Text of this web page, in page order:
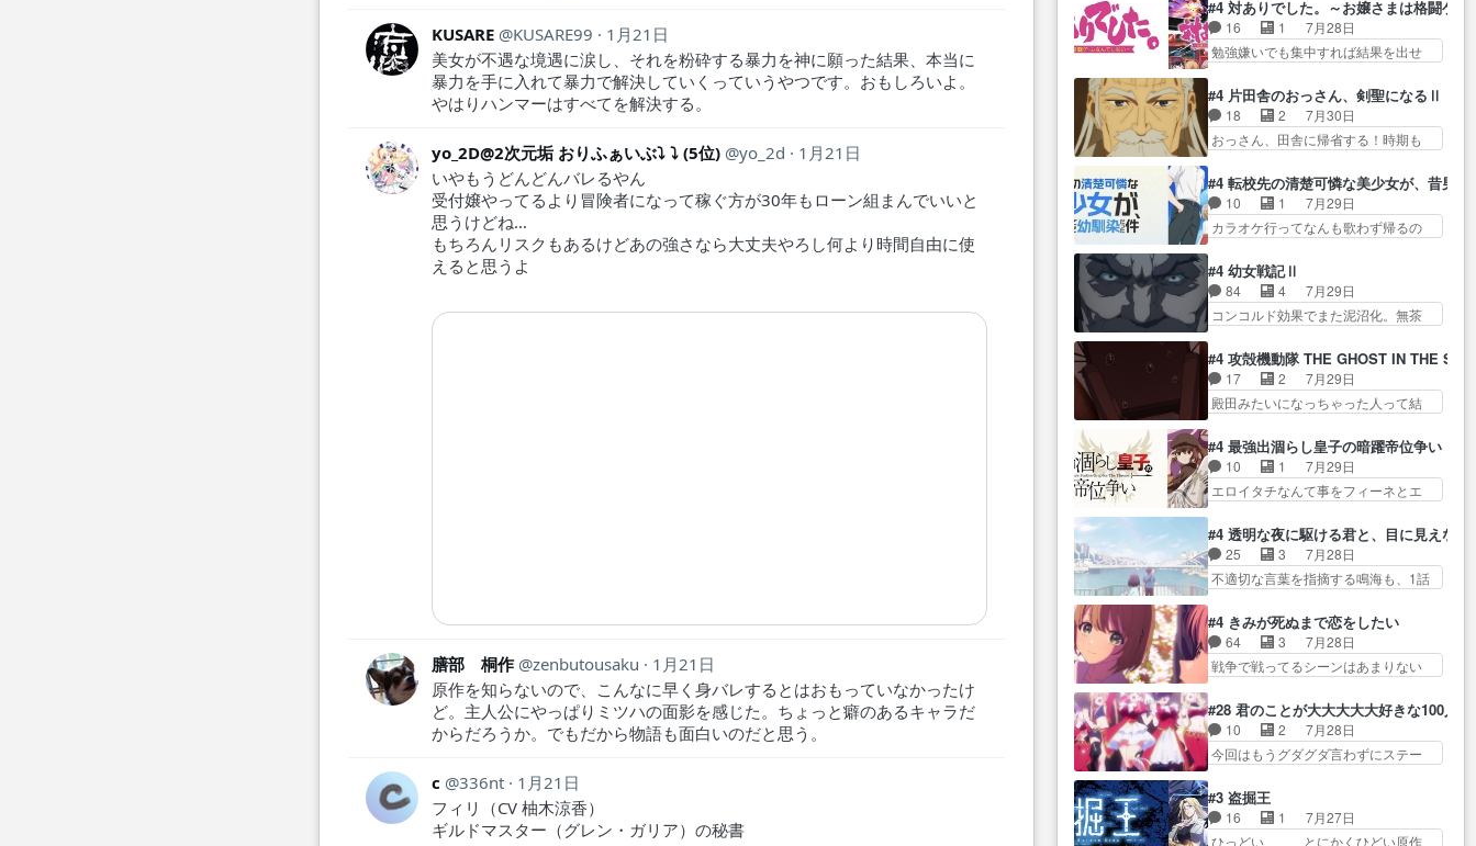
KUSARE KUSARE99
1月21日
美女が不遇な境遇に涙し、それを粉砕する暴力を神に願った結果、本当に
暴力を手に入れて暴力で解決していくっていうやつです。おもしろいよ。
やはりハンマーはすべてを解決する。
yo_2D@2次元垢 おりふぁいぶ⤵︎ ︎⤵︎ ︎(5位) yo_2d
1月21日
いやもうどんどんバレるやん
受付嬢やってるより冒険者になって稼ぐ方が30年もローン組まんでいいと
思うけどね…
もちろんリスクもあるけどあの強さなら大丈夫やろし何より時間自由に使
えると思うよ
膳部 桐作 zenbutousaku
1月21日
原作を知らないので、こんなに早く身バレするとはおもっていなかったけ
ど。主人公にやっぱりミツハの面影を感じた。ちょっと癖のあるキャラだ
からだろうか。でもだから物語も面白いのだと思う。
c 336nt
1月21日
フィリ（CV 柚木涼香）
ギルドマスター（グレン・ガリア）の秘書
正… なんか今日はかなり一瞬で
終わっちまったっ… 先週と比べ
てまだまともに見えた。4話は過…
人… 第５話感想：２人の過剰な
貢ぎ物?の礼とし… 第５話感想：
姉のお誕生会にダラさんを招
替わってるのね… こんなデカイ
のどうやって運ぶんだよ！？
姉… ダラさん、人型形態にもな
れるんか!?w髪…
の奴らも馬鹿が多いが、夜の国も同
じ… ご視聴ありがとうございま
した来週もよろし… 握った◯治
レ… ヨコヤの頭の回転の速さと
人間の心理を利用… 夜の国のヨ
コヤ支配がますますひどく……。
裁支配を強化、… やはりヨコヤ
いいですね。昼の国が勝てる
流… 役で出演いたしました。次
回も緊張が止まり…
#4 対ありでした。～お嬢さまは格闘ゲ
16 1
7月28日
勉強嫌いでも集中すれば結果を出せ
しむ４人。だが、期末試… どん
なゲームも相手が強すぎるとやる気
無く… テーマ：テスト勉強と大
会感想は、美緒がテ… すげーー
優… 深夜の格ゲー対戦よりテス
トの方がよっぽど… 真剣に授業
を受けて、夜は珠樹の部屋で格
勉強会！美緒ちゃ… 受験勉強と
戦闘の2択なら戦闘を選ぶ娘w
美… 勉強嫌いでバトルを選ぶっ
て、ひぐらしの沙…
#4 片田舎のおっさん、剣聖になるⅡ
18 2
7月30日
おっさん、田舎に帰省する！時期も
副団長、年長者が強い順… 底知
れない爺さんには夢が詰まってると
思う… クルニ、ヘンブリッツ、
ミュイと一緒におっ… 帰省、お
確… 父親から手紙が来た。サー
ベルボアの退治の… ここでヘン
ブリッツくんが同行するのが変
に・ベリルはミュ… おっさんの
親となるとお爺ちゃんだよね孫
扱… ・ベリル、実家に帰ること
に・ベリルはミュ…
#4 転校先の清楚可憐な美少女が、昔男
10 1
7月29日
カラオケ行ってなんも歌わず帰るの
めっちゃ可愛いぞ！！！… どう
やらあの女優さんが春希のお母さん
のよ… 春希ちゃん姫ちゃんに野
菜の子も凄え可愛い… 隼人くん
全… 第４話をU-NEXTで視聴しま
した。視聴… スマホを買うた
め、都心で待ち合わせをした…
だかん… いきなりシリアス展開
ぶち込んでくるじゃん… 春希の
家庭事情は複雑。食事とか隼人が親
身…
#4 幼女戦記Ⅱ
84 4
7月29日
コンコルド効果でまた泥沼化。無茶
自らが行う煙草と葉巻は… ブロ
グを更新しました!!宜しければ、是
非… 計画通りにはいかないね笑
やり遂げた(ほぼ… 今回もターニ
し… 白髪の男性が語った家族を
失った喪無感が、… 連邦に対し
て有利な講話条件を引き出すた
ターニャの勝利軍… 犠牲を払っ
ても良いならお前たちが前線へ
行… 戦闘がアッサリし過ぎじゃ
ない？戦争がメイ…
#4 攻殻機動隊 THE GHOST IN THE
17 2
7月29日
殿田みたいになっちゃった人って結
と思ってたら、トグサが… あの
見た目もうただのロボでしかないん
だよ… 俺らの汗拭きそりゃいや
だろwwバトー＆ト… イノセンス
イ… アダム・リンクやジェイム
スン(教授)型サ… アンドロイドも
おっさんの汗を拭くのは嫌や…
ったエピ… コミカルなのにも慣
れてきました。１話でし… ロボ
ットの反乱は今となっては良くある
話し…
#4 最強出涸らし皇子の暗躍帝位争い
10 1
7月29日
エロイタチなんて事をフィーネとエ
た事を…フィーネは自分… モン
スターを呼ぶ笛？黒幕は狩猟祭とは
関係… 平凡な少女に見える眼鏡w
眼鏡属性は持ち合… 神アニメ、
の… フィーネがアルノルトに活
躍してもらいたが… 第４話を
ABEMAで視聴しました。視聴
２度目のデート出… マジできな
臭いぞ帝位争い。姉からの刺客
を… ふぃーねと町の様子を見に
行ったら町中で窃…
#4 透明な夜に駆ける君と、目に見えない
25 3
7月28日
不適切な言葉を指摘する鳴海も、1話
り微笑ましいw良い奴… どう接し
ていいのかわからず戸惑うかける
も… 盲目だと相手の表情も分か
らないからどう思… 今期のバッ
… 初デートで冬月を笑わせよう
とする姿も冬月… 特に大きな事
件やイベントが起きるでもな
うとする姿も冬月… 3話までは主
人公がどうでもいいことでず
っ… 花火購入に浅草へ…行き当
#4 きみが死ぬまで恋をしたい
64 3
7月28日
戦争で戦ってるシーンはあまりない
れなかったようなシーナ… ミミ
の存在で揺らぐ14クラス約束された
死… ミミの秘密をあっさり受け
入れたのは拍子抜… 蘇生魔法っ
手… 蘇生魔法ヤバイけどミミい
なかったら詰んで… アニメオタ
#28 君のことが大大大大大好きな100人
10 2
7月28日
今回はもうグダグダ言わずにステー
大好きな１００人の彼女… 100カ
ノ版ラブライブ！？こういうのは
人… 俺、みんなのレッスン動画
#3 盗掘王
16 1
7月27日
ひっどい、、、とにかくひどい原作